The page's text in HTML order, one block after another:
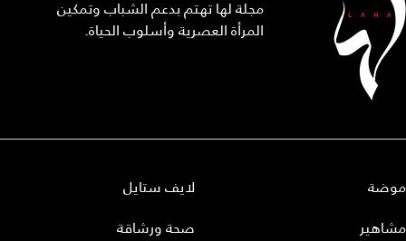
مجلة لها تهتم بدعم الشباب وتمكين
المرأة العصرية وأسلوب الحياة.
موضة
مشاهير
لايف ستايل
صحة ورشاقة